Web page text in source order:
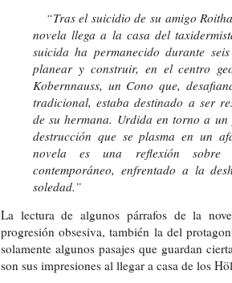
“Tras el suicidio de su amigo
novela llega a la casa del
suicida ha permanecido durante
planear y construir, en el centro
Kobernnauss, un Cono que,
tradicional, estaba destinado a ser
de su hermana. Urdida en torno a
destrucción que se plasma en un
novela es una reflexión sobre
contemporáneo, enfrentado a la
soledad.”
La lectura de algunos párrafos de la
progresión obsesiva, también la del
solamente algunos pasajes que guardan
son sus impresiones al llegar a casa de los